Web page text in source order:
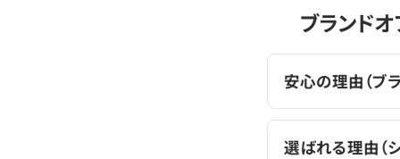
ブランド
安心の理由（ブ
選ばれる理由（